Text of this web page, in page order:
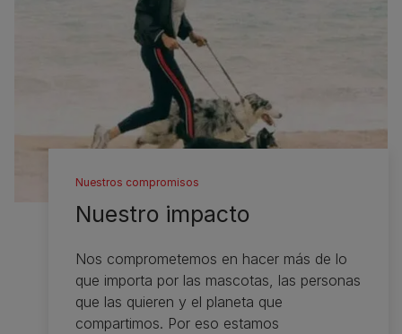
Nuestros compromisos
Nuestro impacto
Nos comprometemos en hacer más de lo
que importa por las mascotas, las personas
que las quieren y el planeta que
compartimos. Por eso estamos